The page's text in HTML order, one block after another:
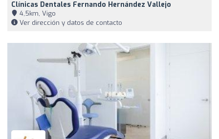
Clínicas Dentales Fernando Hernández Vallejo
4,5km, Vigo
Ver dirección y datos de contacto